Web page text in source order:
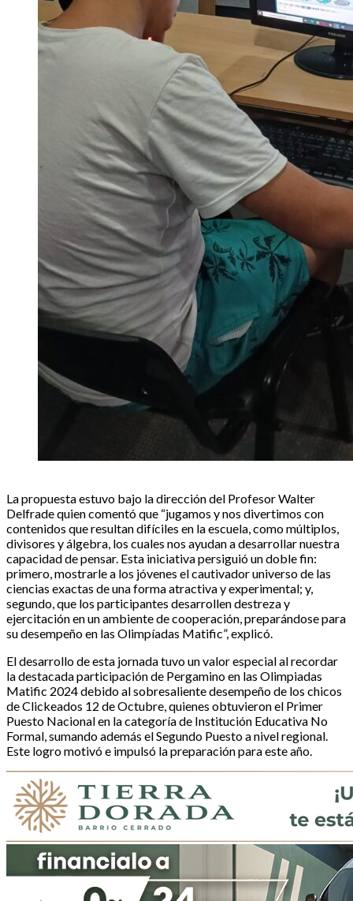
La propuesta estuvo bajo la dirección del Profesor Walter
Delfrade quien comentó que “jugamos y nos divertimos con
contenidos que resultan difíciles en la escuela, como múltiplos,
divisores y álgebra, los cuales nos ayudan a desarrollar nuestra
capacidad de pensar. Esta iniciativa persiguió un doble fin:
primero, mostrarle a los jóvenes el cautivador universo de las
ciencias exactas de una forma atractiva y experimental; y,
segundo, que los participantes desarrollen destreza y
ejercitación en un ambiente de cooperación, preparándose para
su desempeño en las Olimpíadas Matific”, explicó.
El desarrollo de esta jornada tuvo un valor especial al recordar
la destacada participación de Pergamino en las Olimpiadas
Matific 2024 debido al sobresaliente desempeño de los chicos
de Clickeados 12 de Octubre, quienes obtuvieron el Primer
Puesto Nacional en la categoría de Institución Educativa No
Formal, sumando además el Segundo Puesto a nivel regional.
Este logro motivó e impulsó la preparación para este año.